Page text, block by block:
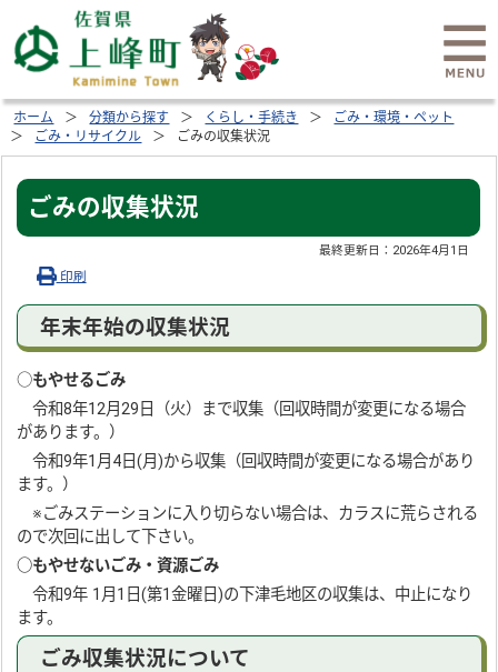
ホーム 分類から探す くらし・手続き
ごみ・環境・ペット
ごみ・リサイクル
ごみの収集状況
ごみの収集状況
最終更新日： 2026年4月1日
印刷
年末年始の収集状況
○もやせるごみ
令和8年12月29日（火）まで収集（回収時間が変更になる場合
があります。）
令和9年1月4日(月)から収集（回収時間が変更になる場合があり
ます。）
※ごみステーションに入り切らない場合は、カラスに荒らされる
ので次回に出して下さい。
○もやせないごみ・資源ごみ
令和9年 1月1日(第1金曜日)の下津毛地区の収集は、中止になり
ます。
ごみ収集状況について